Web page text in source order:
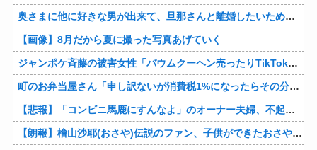
奥さまに他に好きな男が出来て、旦那さんと離婚したいため旦那さんのＤＶをでっちあげて、まんまと周りを騙している話を聞いたのは、未来の鬼女たちだったｗ
【画像】8月だから夏に撮った写真あげていく
ジャンポケ斉藤の被害女性「バウムクーヘン売ったりTikTokライブしててムカついたから示談しなかった」
町のお弁当屋さん「申し訳ないが消費税1%になったらその分商品代を値上げするわ」 「うちも！」
【悲報】「コンビニ馬鹿にすんなよ」のオーナー夫婦、不起訴ｗｗｗｗｗｗｗｗ
【朗報】檜山沙耶(おさや)伝説のファン、子供ができたおさやへの正直な気持ちを語るｗ